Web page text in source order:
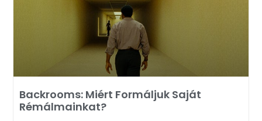
Backrooms: Miért Formáljuk Saját
Rémálmainkat?